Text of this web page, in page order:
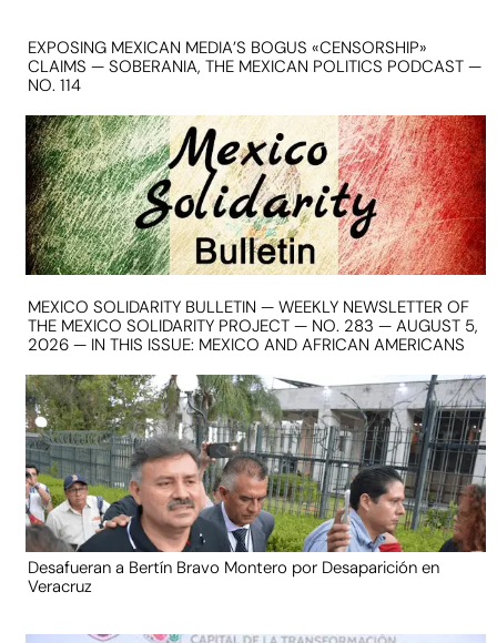
EXPOSING MEXICAN MEDIA’S BOGUS «CENSORSHIP»
CLAIMS — SOBERANIA, THE MEXICAN POLITICS PODCAST —
NO. 114
MEXICO SOLIDARITY BULLETIN — WEEKLY NEWSLETTER OF
THE MEXICO SOLIDARITY PROJECT — NO. 283 — AUGUST 5,
2026 — IN THIS ISSUE: MEXICO AND AFRICAN AMERICANS
Desafueran a Bertín Bravo Montero por Desaparición en
Veracruz